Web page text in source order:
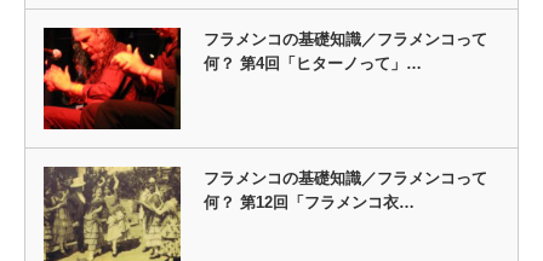
フラメンコの基礎知識／フラメンコって
何？ 第4回「ヒターノって」…
フラメンコの基礎知識／フラメンコって
何？ 第12回「フラメンコ衣…